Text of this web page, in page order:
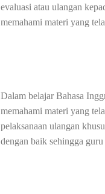
evaluasi atau ulangan
memahami materi yang
Dalam belajar Bahasa
memahami materi yang
pelaksanaan ulangan
dengan baik sehingga